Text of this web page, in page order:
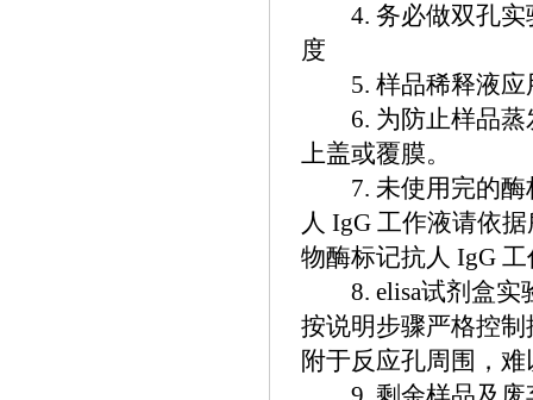
4. 务必做双孔实
度
5. 样品稀释液应
6. 为防止样品蒸
上盖或覆膜。
7. 未使用完的酶
人 IgG 工作液请依
物酶标记抗人 IgG
8. elisa试剂盒实
按说明步骤严格控
附于反应孔周围，